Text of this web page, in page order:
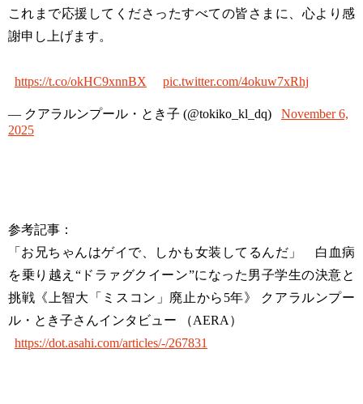
これまで応援してくださったすべての皆さまに、心より感
謝申し上げます。
https://t.co/okHC9xnnBX pic.twitter.com/4okuw7xRhj
— クアラルンプール・とき子 (@tokiko_kl_dq)
November 6,
2025
参考記事：
「お兄ちゃんはゲイで、しかも女装してるんだ」 白血病
を乗り越え“ドラァグクイーン”になった男子学生の決意と
挑戦《上智大「ミスコン」廃止から5年》 クアラルンプー
ル・とき子さんインタビュー （AERA）
https://dot.asahi.com/articles/-/267831